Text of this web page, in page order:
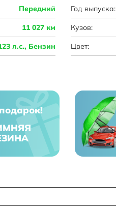
Передний Год выпуска:
11 027 км Кузов:
л.с., Бензин Цвет: